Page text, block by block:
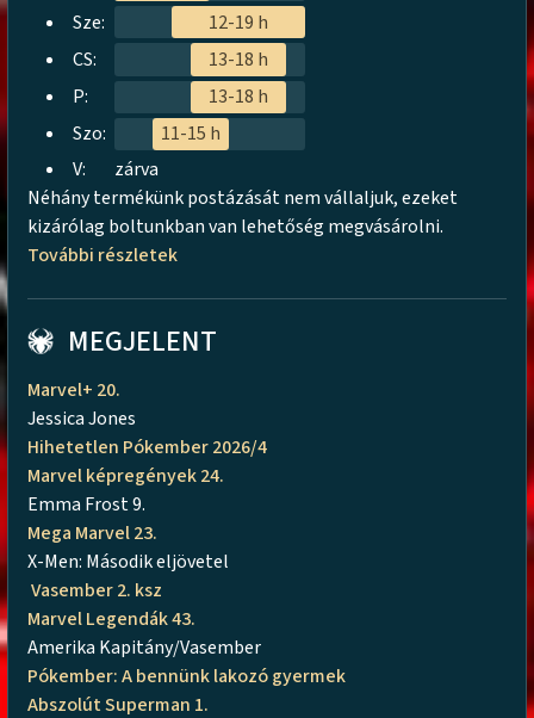
Sze:
12-19 h
CS:
13-18 h
P:
13-18 h
Szo:
11-15 h
V:
zárva
Néhány termékünk postázását nem vállaljuk, ezeket
kizárólag boltunkban van lehetőség megvásárolni.
További részletek
MEGJELENT
Marvel+ 20.
Jessica Jones
Hihetetlen Pókember 2026/4
Marvel képregények 24.
Emma Frost 9.
Mega Marvel 23.
X-Men: Második eljövetel
Vasember 2. ksz
Marvel Legendák 43.
Amerika Kapitány/Vasember
Pókember: A bennünk lakozó gyermek
Abszolút Superman 1.